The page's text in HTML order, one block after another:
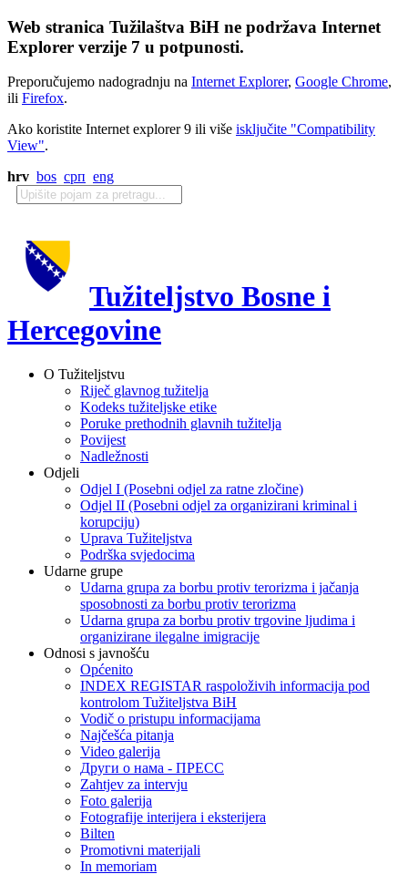
Web stranica Tužilaštva BiH ne podržava Internet
Explorer verzije 7 u potpunosti.
Preporučujemo nadogradnju na Internet Explorer, Google Chrome,
ili Firefox.
Ako koristite Internet explorer 9 ili više isključite "Compatibility
View".
hrv bos срп eng
Tužiteljstvo Bosne i
Hercegovine
O Tužiteljstvu
Riječ glavnog tužitelja
Kodeks tužiteljske etike
Poruke prethodnih glavnih tužitelja
Povijest
Nadležnosti
Odjeli
Odjel I (Posebni odjel za ratne zločine)
Odjel II (Posebni odjel za organizirani kriminal i
korupciju)
Uprava Tužiteljstva
Podrška svjedocima
Udarne grupe
Udarna grupa za borbu protiv terorizma i jačanja
sposobnosti za borbu protiv terorizma
Udarna grupa za borbu protiv trgovine ljudima i
organizirane ilegalne imigracije
Odnosi s javnošću
Općenito
INDEX REGISTAR raspoloživih informacija pod
kontrolom Tužiteljstva BiH
Vodič o pristupu informacijama
Najčešća pitanja
Video galerija
Други о нама - ПРЕСC
Zahtjev za intervju
Foto galerija
Fotografije interijera i eksterijera
Bilten
Promotivni materijali
In memoriam